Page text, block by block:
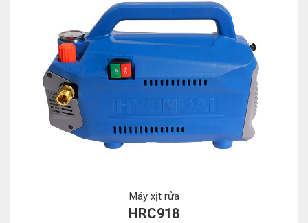
Máy xịt rửa
HRC918